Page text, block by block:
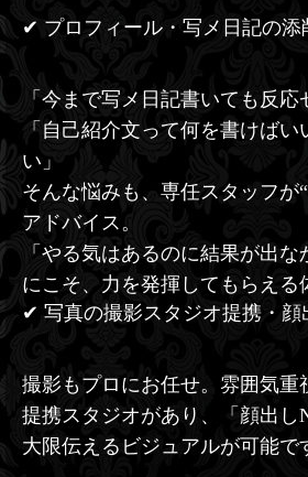
✔ プロフィール・写メ日記の添
「今まで写メ日記書いても反応
「自己紹介文って何を書けば
い」
そんな悩みも、専任スタッフが
アドバイス。
「やる気はあるのに結果が出
にこそ、力を発揮してもらえる
✔ 写真の撮影スタジオ提携・顔
撮影もプロにお任せ。雰囲気重
提携スタジオがあり、「顔出し
大限伝えるビジュアルが可能で